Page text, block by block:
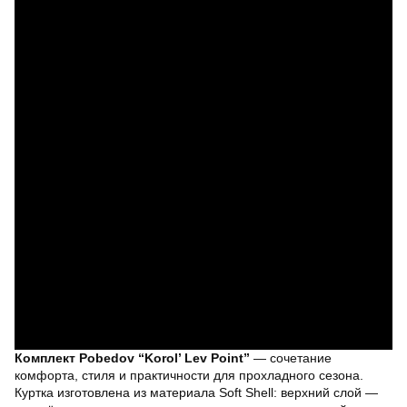
Комплект Pobedov “Korol’ Lev Point” — сочетание
комфорта, стиля и практичности для прохладного сезона.
Куртка изготовлена из материала Soft Shell: верхний слой —